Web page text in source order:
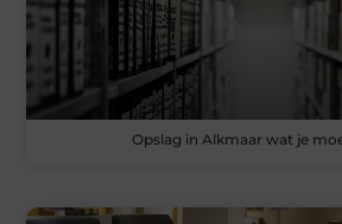
Opslag in Alkmaar wat je